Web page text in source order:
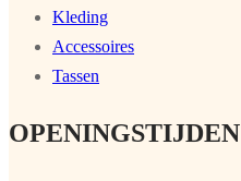
Kleding
Accessoires
Tassen
OPENINGSTIJDEN